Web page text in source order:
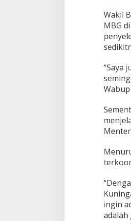
Wakil
MBG
“Saya
ingin
adalah